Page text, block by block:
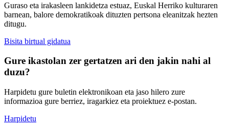
Guraso eta irakasleen lankidetza estuaz, Euskal Herriko kulturaren
barnean, balore demokratikoak dituzten pertsona eleanitzak hezten
ditugu.
Bisita birtual gidatua
Gure ikastolan zer gertatzen ari den jakin nahi al
duzu?
Harpidetu gure buletin elektronikoan eta jaso hilero zure
informazioa gure berriez, iragarkiez eta proiektuez e-postan.
Harpidetu